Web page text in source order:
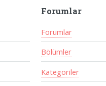
Forumlar
Forumlar
Bölümler
Kategoriler